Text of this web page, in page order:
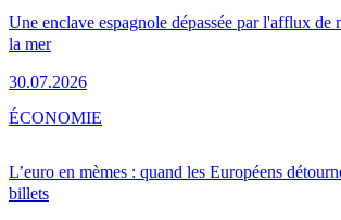
Une enclave espagnole dépassée par l'afflux de
la mer
30.07.2026
L’euro en mèmes : quand les Européens
billets
ÉCONOMIE